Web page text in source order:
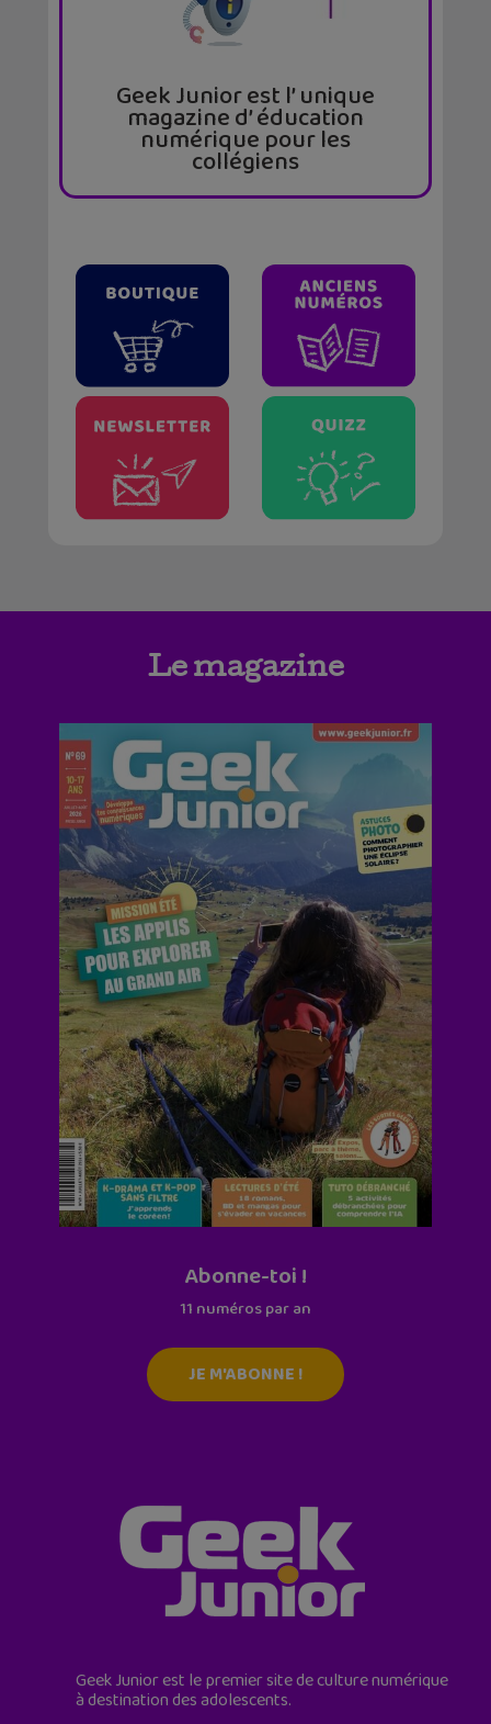
Geek Junior est l’ unique
magazine d’ éducation
numérique pour les
collégiens
Le magazine
Abonne-toi !
11 numéros par an
JE M'ABONNE !
Geek Junior est le premier site de culture numérique
à destination des adolescents.